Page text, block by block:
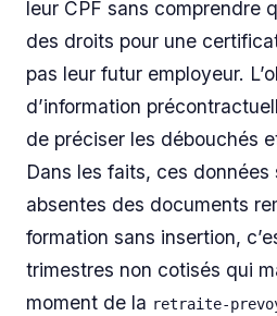
leur CPF sans comprendre
des droits pour une
pas leur futur employeur.
d’information
de préciser les débouchés
Dans les faits, ces
absentes des documents
formation sans insertion,
trimestres non cotisés qui
moment de la retraite-